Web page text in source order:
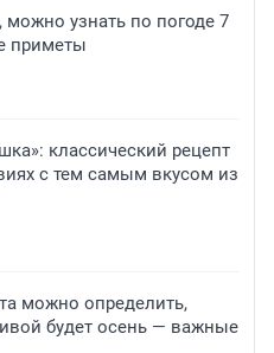
можно узнать по погоде 7
приметы
классический рецепт
с тем самым вкусом из
можно определить,
будет осень — важные